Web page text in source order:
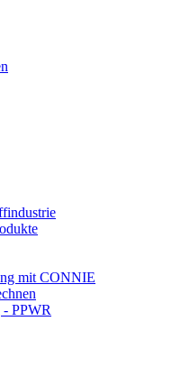
mit CONNIE
- PPWR